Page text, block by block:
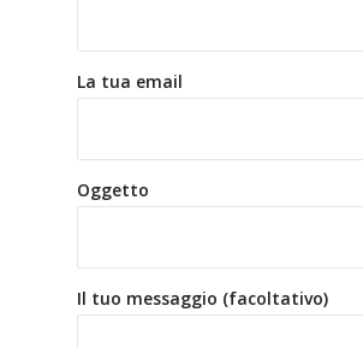
La tua email
Oggetto
Il tuo messaggio (facoltativo)